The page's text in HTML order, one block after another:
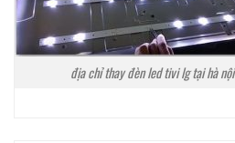
địa chỉ thay đèn led tivi lg tại hà nội